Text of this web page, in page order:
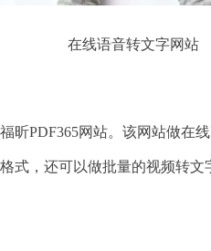
在线语音转文字网站
昕PDF365网站。该网站做在
式，还可以做批量的视频转